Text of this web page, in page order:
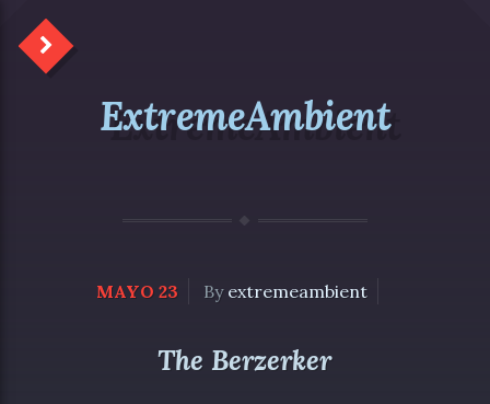
ExtremeAmbient
MAYO 23 By extremeambient
The Berzerker